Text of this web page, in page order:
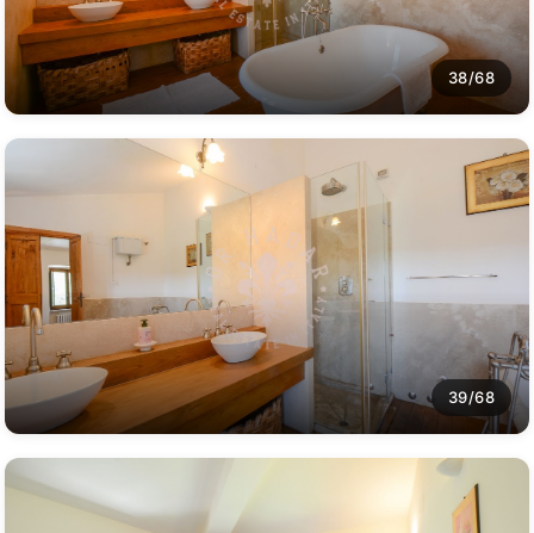
38/68
39/68